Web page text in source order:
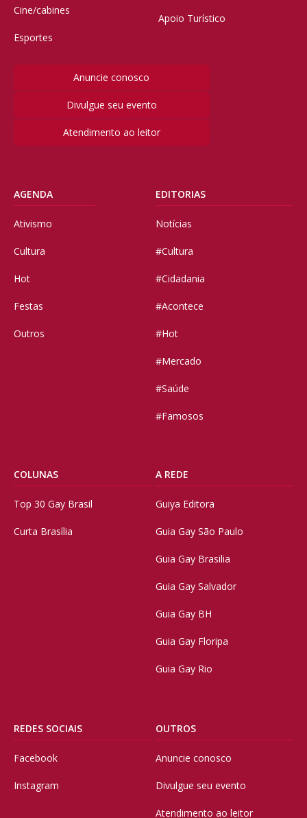
Cine/cabines
Esportes
Apoio Turístico
Anuncie conosco
Divulgue seu evento
Atendimento ao leitor
AGENDA
Ativismo
Cultura
Hot
Festas
Outros
EDITORIAS
Notícias
#Cultura
#Cidadania
#Acontece
#Hot
#Mercado
#Saúde
#Famosos
COLUNAS
Top 30 Gay Brasil
Curta Brasília
A REDE
Guiya Editora
Guia Gay São Paulo
Guia Gay Brasilia
Guia Gay Salvador
Guia Gay BH
Guia Gay Floripa
Guia Gay Rio
REDES SOCIAIS
Facebook
Instagram
OUTROS
Anuncie conosco
Divulgue seu evento
Atendimento ao leitor